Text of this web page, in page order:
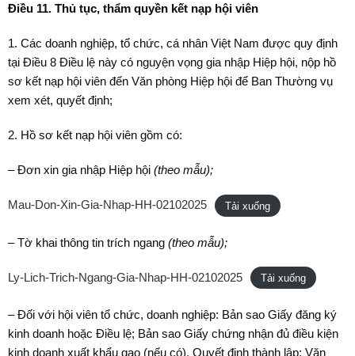
Điều 11. Thủ tục, thẩm quyền kết nạp hội viên
1. Các doanh nghiệp, tổ chức, cá nhân Việt Nam được quy định
tại Điều 8 Điều lệ này có nguyện vọng gia nhập Hiệp hội, nộp hồ
sơ kết nạp hội viên đến Văn phòng Hiệp hội để Ban Thường vụ
xem xét, quyết định;
2. Hồ sơ kết nạp hội viên gồm có:
– Đơn xin gia nhập Hiệp hội (theo mẫu);
Mau-Don-Xin-Gia-Nhap-HH-02102025 Tải xuống
– Tờ khai thông tin trích ngang (theo mẫu);
Ly-Lich-Trich-Ngang-Gia-Nhap-HH-02102025 Tải xuống
– Đối với hội viên tổ chức, doanh nghiệp: Bản sao Giấy đăng ký
kinh doanh hoặc Điều lệ; Bản sao Giấy chứng nhận đủ điều kiện
kinh doanh xuất khẩu gạo (nếu có), Quyết định thành lập; Văn